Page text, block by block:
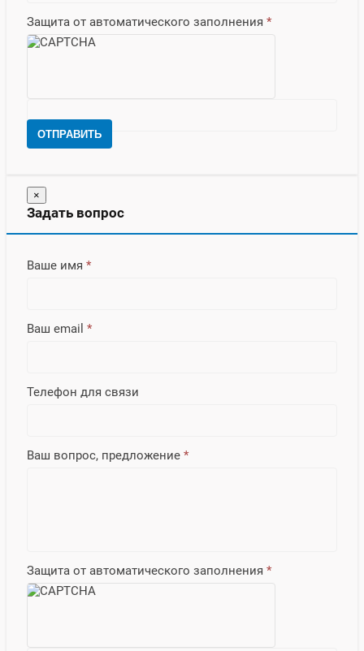
Защита от автоматического заполнения *
ОТПРАВИТЬ
×
Задать вопрос
Ваше имя *
Ваш email *
Телефон для связи
Ваш вопрос, предложение *
Защита от автоматического заполнения *